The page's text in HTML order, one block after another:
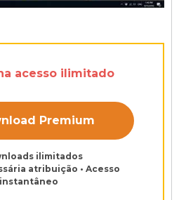
acesso ilimitado
Premium
ilimitados
atribuição • Acesso
instantâneo